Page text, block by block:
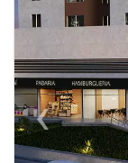
< <<
‹Previous